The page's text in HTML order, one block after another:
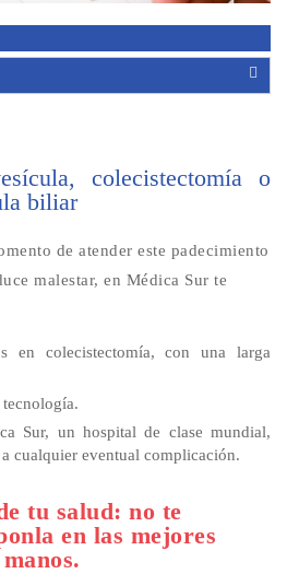
colecistectomía o
biliar
de atender este padecimiento
malestar, en Médica Sur te
en colecistectomía, con una larga
Sur, un hospital de clase mundial,
cualquier eventual complicación.
tu salud: no te
en las mejores
manos.